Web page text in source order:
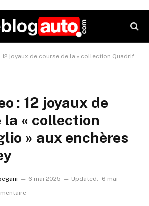
de course de la « collection Quadrifoglio » aux enchères à Monterey
: 12 joyaux de
la « collection
» aux enchères
6 mai 2025 Updated:
6 mai